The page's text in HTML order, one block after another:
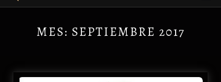
MES: SEPTIEMBRE 2017